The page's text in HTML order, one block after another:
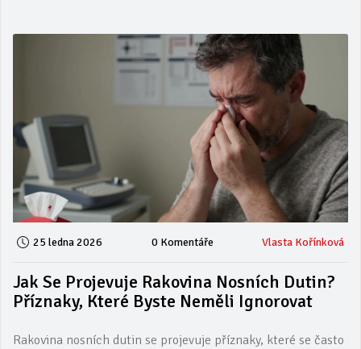
25 ledna 2026 0 Komentáře Vlasta Kořínková
Jak Se Projevuje Rakovina Nosních Dutin?
Příznaky, Které Byste Neměli Ignorovat
Rakovina nosních dutin se projevuje příznaky, které se často